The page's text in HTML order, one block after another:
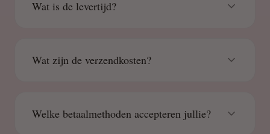
Wat is de levertijd?
Wat zijn de verzendkosten?
Welke betaalmethoden accepteren jullie?